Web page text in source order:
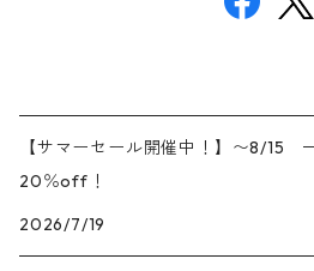
【サマーセール開催中！】〜8/15
20％off！
2026/7/19